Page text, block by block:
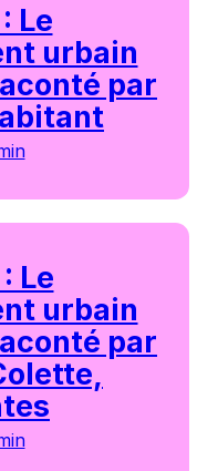
Le
urbain
par
Le
urbain
par